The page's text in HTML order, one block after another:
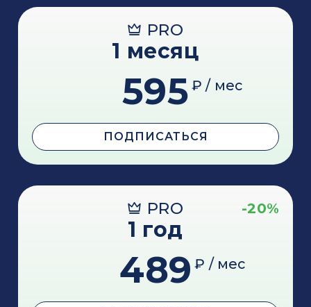
PRO
1 месяц
595 ₽ / мес
ПОДПИСАТЬСЯ
PRO -20%
1 год
489 ₽ / мес